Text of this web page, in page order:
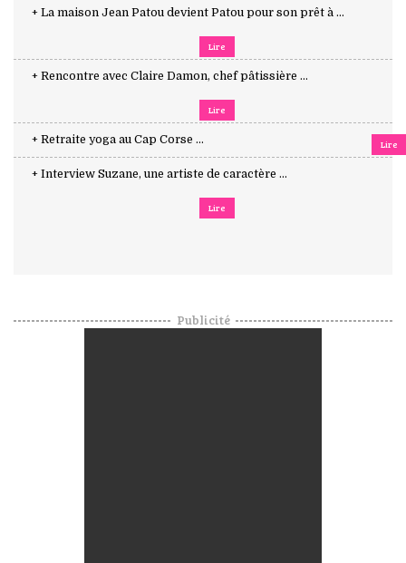
+ La maison Jean Patou devient Patou pour son prêt à ...
Lire
+ Rencontre avec Claire Damon, chef pâtissière ...
Lire
+ Retraite yoga au Cap Corse ... Lire
+ Interview Suzane, une artiste de caractère ...
Lire
Publicité